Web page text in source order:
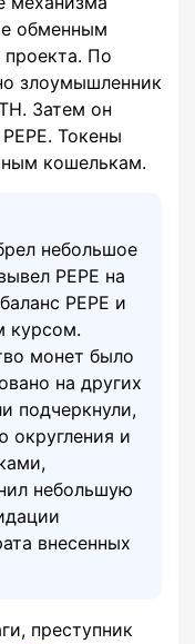
обменным
По
злоумышленник
Затем он
Токены
кошелькам.
небольшое
PEPE на
PEPE и
курсом.
монет было
на других
подчеркнули,
округления и
небольшую
внесенных
преступник